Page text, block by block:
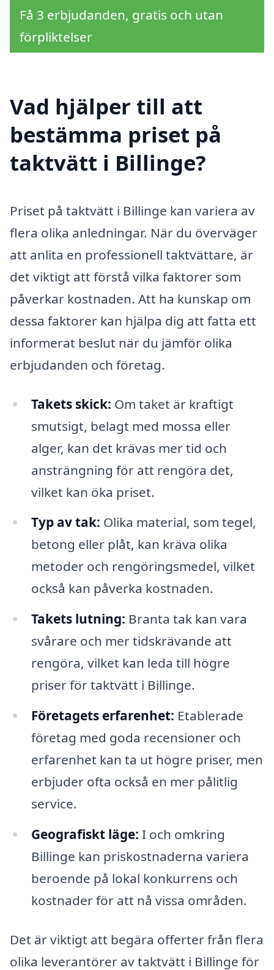
Få 3 erbjudanden, gratis och utan
förpliktelser
Vad hjälper till att
bestämma priset på
taktvätt i Billinge?
Priset på taktvätt i Billinge kan variera av
flera olika anledningar. När du överväger
att anlita en professionell taktvättare, är
det viktigt att förstå vilka faktorer som
påverkar kostnaden. Att ha kunskap om
dessa faktorer kan hjälpa dig att fatta ett
informerat beslut när du jämför olika
erbjudanden och företag.
Takets skick: Om taket är kraftigt
smutsigt, belagt med mossa eller
alger, kan det krävas mer tid och
ansträngning för att rengöra det,
vilket kan öka priset.
Typ av tak: Olika material, som tegel,
betong eller plåt, kan kräva olika
metoder och rengöringsmedel, vilket
också kan påverka kostnaden.
Takets lutning: Branta tak kan vara
svårare och mer tidskrävande att
rengöra, vilket kan leda till högre
priser för taktvätt i Billinge.
Företagets erfarenhet: Etablerade
företag med goda recensioner och
erfarenhet kan ta ut högre priser, men
erbjuder ofta också en mer pålitlig
service.
Geografiskt läge: I och omkring
Billinge kan priskostnaderna variera
beroende på lokal konkurrens och
kostnader för att nå vissa områden.
Det är viktigt att begära offerter från flera
olika leverantörer av taktvätt i Billinge för